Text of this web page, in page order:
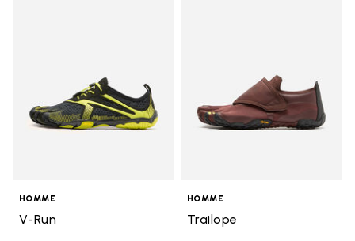
HOMME
V-Run
HOMME
Trailope